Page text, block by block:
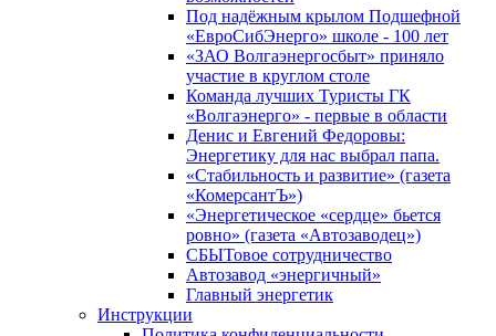
Под надёжным крылом Подшефной
«ЕвроСибЭнерго» школе - 100 лет
«ЗАО Волгаэнергосбыт» приняло
участие в круглом столе
Команда лучших Туристы ГК
«Волгаэнерго» - первые в области
Денис и Евгений Федоровы:
Энергетику для нас выбрал папа.
«Стабильность и развитие» (газета
«КомерсантЪ»)
«Энергетическое «сердце» бьется
ровно» (газета «Автозаводец»)
СБЫТовое сотрудничество
Автозавод «энергичный»
Главный энергетик
Инструкции